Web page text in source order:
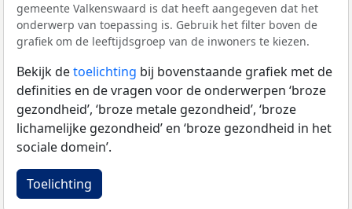
gemeente Valkenswaard is dat heeft aangegeven dat het
onderwerp van toepassing is. Gebruik het filter boven de
grafiek om de leeftijdsgroep van de inwoners te kiezen.
Bekijk detoelichting bij bovenstaande grafiek met de
definities en de vragen voor de onderwerpen ‘broze
gezondheid’, ‘broze metale gezondheid’, ‘broze
lichamelijke gezondheid’ en ‘broze gezondheid in het
sociale domein’.
Toelichting